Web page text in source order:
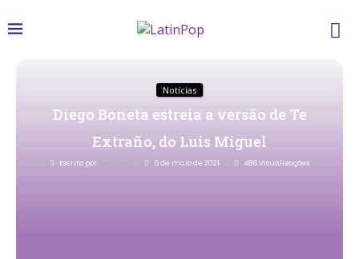
Notícias
Diego Boneta estreia a versão de Te
Extraño, do Luis Miguel
Escrito por Redacao 6 de maio de 2021 486Visualizações